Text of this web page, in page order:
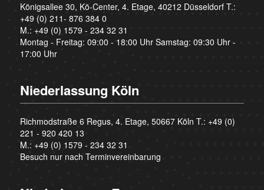
Königsallee 30, Kö-Center, 4. Etage, 40212 Düsseldorf T.:
+49 (0) 211- 876 384 0
M.: +49 (0) 1579 - 234 32 31
Montag - Freitag: 09:00 - 18:00 Uhr Samstag: 09:30 Uhr -
17:00 Uhr
Niederlassung Köln
Richmodstraße 6 Regus, 4. Etage, 50667 Köln T.: +49 (0)
221 - 920 420 13
M.: +49 (0) 1579 - 234 32 31
Besuch nur nach Terminvereinbarung